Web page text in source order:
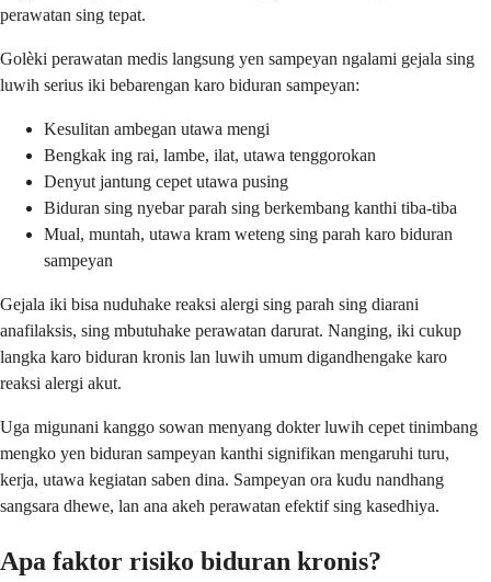
perawatan sing tepat.
Golèki perawatan medis langsung yen sampeyan ngalami gejala sing
luwih serius iki bebarengan karo biduran sampeyan:
Kesulitan ambegan utawa mengi
Bengkak ing rai, lambe, ilat, utawa tenggorokan
Denyut jantung cepet utawa pusing
Biduran sing nyebar parah sing berkembang kanthi tiba-tiba
Mual, muntah, utawa kram weteng sing parah karo biduran
sampeyan
Gejala iki bisa nuduhake reaksi alergi sing parah sing diarani
anafilaksis, sing mbutuhake perawatan darurat. Nanging, iki cukup
langka karo biduran kronis lan luwih umum digandhengake karo
reaksi alergi akut.
Uga migunani kanggo sowan menyang dokter luwih cepet tinimbang
mengko yen biduran sampeyan kanthi signifikan mengaruhi turu,
kerja, utawa kegiatan saben dina. Sampeyan ora kudu nandhang
sangsara dhewe, lan ana akeh perawatan efektif sing kasedhiya.
Apa faktor risiko biduran kronis?